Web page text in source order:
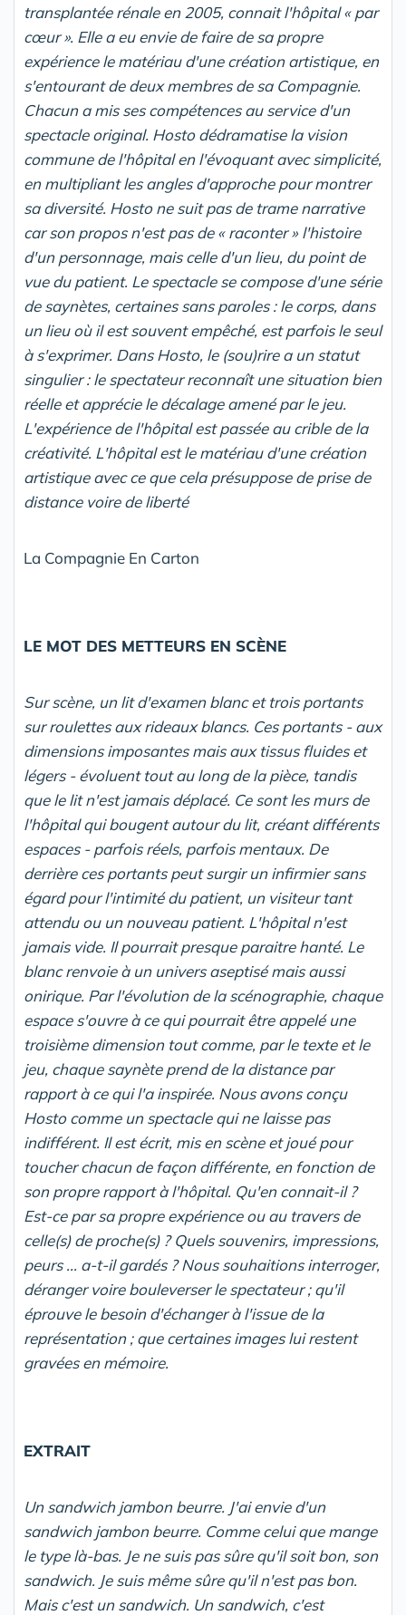
transplantée rénale en 2005, connait l'hôpital « par
cœur ». Elle a eu envie de faire de sa propre
expérience le matériau d'une création artistique, en
s'entourant de deux membres de sa Compagnie.
Chacun a mis ses compétences au service d'un
spectacle original. Hostodédramatise la vision
commune de l'hôpital en l'évoquant avec simplicité,
en multipliant les angles d'approche pour montrer
sa diversité. Hosto ne suit pas de trame narrative
car son propos n'est pas de « raconter » l'histoire
d'un personnage, mais celle d'un lieu, du point de
vue du patient. Le spectacle se compose d'une série
de saynètes, certaines sans paroles : le corps, dans
un lieu où il est souvent empêché, est parfois le seul
à s'exprimer. DansHosto, le (sou)rire a un statut
singulier : le spectateur reconnaît une situation bien
réelle et apprécie le décalage amené par le jeu.
L'expérience de l'hôpital est passée au crible de la
créativité. L'hôpital est le matériau d'une création
artistique avec ce que cela présuppose de prise de
distance voire de liberté
La Compagnie En Carton
LE MOT DES METTEURS EN SCÈNE
Sur scène, un lit d'examen blanc et trois portants
sur roulettes aux rideaux blancs. Ces portants - aux
dimensions imposantes mais aux tissus fluides et
légers - évoluent tout au long de la pièce, tandis
que le lit n'est jamais déplacé. Ce sont les murs de
l'hôpital qui bougent autour du lit, créant différents
espaces - parfois réels, parfois mentaux. De
derrière ces portants peut surgir un infirmier sans
égard pour l'intimité du patient, un visiteur tant
attendu ou un nouveau patient. L'hôpital n'est
jamais vide. Il pourrait presque paraitre hanté. Le
blanc renvoie à un univers aseptisé mais aussi
onirique. Par l'évolution de la scénographie, chaque
espace s'ouvre à ce qui pourrait être appelé une
troisième dimension tout comme, par le texte et le
jeu, chaque saynète prend de la distance par
rapport à ce qui l'a inspirée. Nous avons conçu
Hosto comme un spectacle qui ne laisse pas
indifférent. Il est écrit, mis en scène et joué pour
toucher chacun de façon différente, en fonction de
son propre rapport à l'hôpital. Qu'en connait-il ?
Est-ce par sa propre expérience ou au travers de
celle(s) de proche(s) ? Quels souvenirs, impressions,
peurs ... a-t-il gardés ? Nous souhaitions interroger,
déranger voire bouleverser le spectateur ; qu'il
éprouve le besoin d'échanger à l'issue de la
représentation ; que certaines images lui restent
gravées en mémoire.
EXTRAIT
Un sandwich jambon beurre. J'ai envie d'un
sandwich jambon beurre. Comme celui que mange
le type là-bas. Je ne suis pas sûre qu'il soit bon, son
sandwich. Je suis même sûre qu'il n'est pas bon.
Mais c'est un sandwich. Un sandwich, c'est